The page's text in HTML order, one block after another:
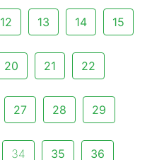
12 13 14 15
20 21 22
27 28 29
34 35 36